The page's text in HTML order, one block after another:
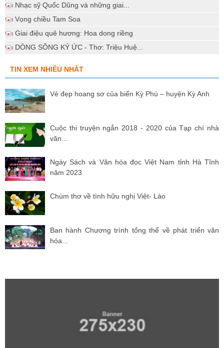
Nhạc sỹ Quốc Dũng và những giai...
Vọng chiều Tam Soa
Giai điệu quê hương: Hoa dong riềng
DÒNG SÔNG KÝ ỨC - Thơ: Triệu Huệ...
TIN XEM NHIỀU NHẤT
Vẻ đẹp hoang sơ của biển Kỳ Phú – huyện Kỳ Anh
Cuộc thi truyện ngắn 2018 - 2020 của Tạp chí nhà
văn...
Ngày Sách và Văn hóa đọc Việt Nam tỉnh Hà Tĩnh
năm 2023
Chùm thơ về tình hữu nghị Việt- Lào
Ban hành Chương trình tổng thể về phát triển văn
hóa...